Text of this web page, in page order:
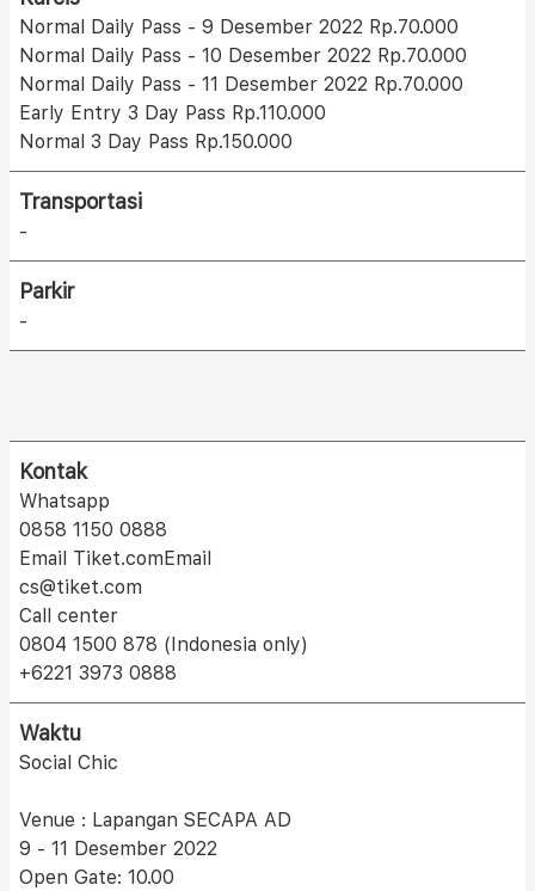
Normal Daily Pass - 9 Desember 2022 Rp.70.000
Normal Daily Pass - 10 Desember 2022 Rp.70.000
Normal Daily Pass - 11 Desember 2022 Rp.70.000
Early Entry 3 Day Pass Rp.110.000
Normal 3 Day Pass Rp.150.000
Transportasi
-
Parkir
-
Kontak
Whatsapp
0858 1150 0888
Email Tiket.comEmail
cs@tiket.com
Call center
0804 1500 878 (Indonesia only)
+6221 3973 0888
Waktu
Social Chic
Venue : Lapangan SECAPA AD
9 - 11 Desember 2022
Open Gate: 10.00